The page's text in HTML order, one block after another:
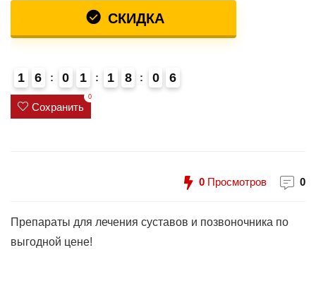
СКИДКА
1
4
6 0 1 1 8 0 6
Сохранить
0
0 Просмотров 0
Препараты для лечения суставов и позвоночника по
выгодной цене!